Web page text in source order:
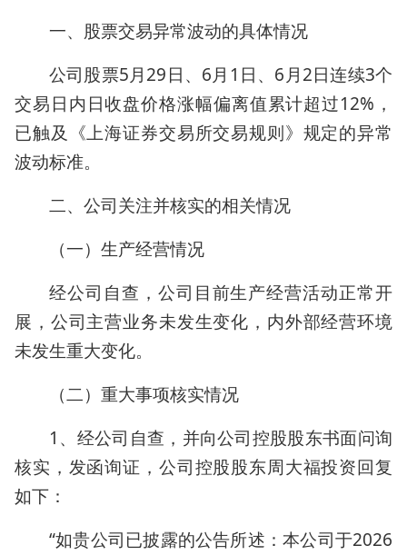
一、股票交易异常波动的具体情况
公司股票5月29日、6月1日、6月2日连续3个
交易日内日收盘价格涨幅偏离值累计超过12%，
已触及《上海证券交易所交易规则》规定的异常
波动标准。
二、公司关注并核实的相关情况
（一）生产经营情况
经公司自查，公司目前生产经营活动正常开
展，公司主营业务未发生变化，内外部经营环境
未发生重大变化。
（二）重大事项核实情况
1、经公司自查，并向公司控股股东书面问询
核实，发函询证，公司控股股东周大福投资回复
如下：
“如贵公司已披露的公告所述：本公司于2026